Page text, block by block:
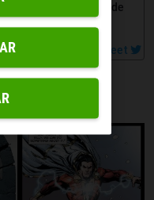
más esperados de